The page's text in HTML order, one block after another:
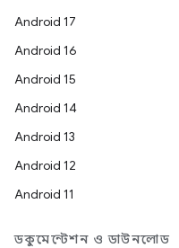
Android 17
Android 16
Android 15
Android 14
Android 13
Android 12
Android 11
ডকুমেন্টেশন ও ডাউনলোড